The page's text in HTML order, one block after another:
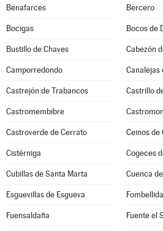
Benafarces Bercero
Bocigas Bocos de
Bustillo de Chaves Cabezón
Camporredondo Canalejas
Castrejón de Trabancos Castrillo
Castromembibre
Castroverde de Cerrato Ceinos de
Cistérniga Cogeces
Cubillas de Santa Marta Cuenca
Esguevillas de Esgueva Fombellida
Fuensaldaña Fuente el